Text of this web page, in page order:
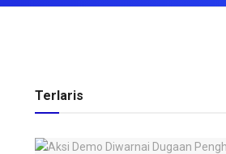
Terlaris